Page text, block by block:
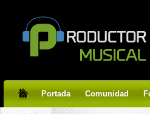
Portada Comunidad